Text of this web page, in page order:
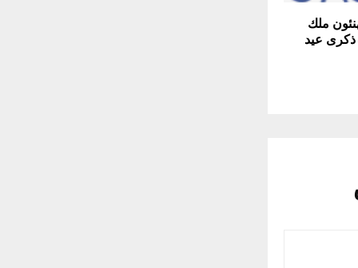
ملك
ذكرى عيد